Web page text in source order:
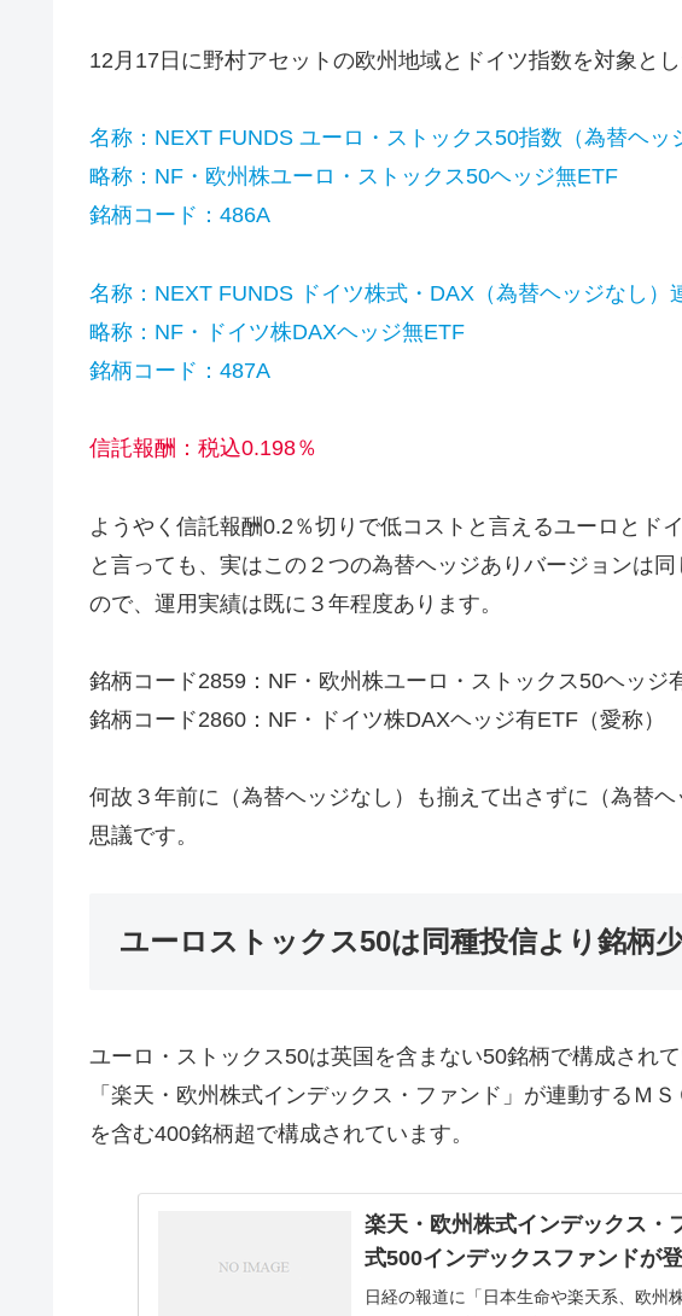
12月17日に野村アセットの欧州地域とドイツ指数を対象と
名称：NEXT FUNDS ユーロ・ストックス50指数（為替ヘッ
略称：NF・欧州株ユーロ・ストックス50ヘッジ無ETF
銘柄コード：486A
名称：NEXT FUNDS ドイツ株式・DAX（為替ヘッジなし）
略称：NF・ドイツ株DAXヘッジ無ETF
銘柄コード：487A
信託報酬：税込0.198％
ようやく信託報酬0.2％切りで低コストと言えるユーロとド
と言っても、実はこの２つの為替ヘッジありバージョンは
ので、運用実績は既に３年程度あります。
銘柄コード2859：NF・欧州株ユーロ・ストックス50ヘッジ
銘柄コード2860：NF・ドイツ株DAXヘッジ有ETF（愛称）
何故３年前に（為替ヘッジなし）も揃えて出さずに（為替
思議です。
ユーロストックス50は同種投信より銘柄
ユーロ・ストックス50は英国を含まない50銘柄で構成されて
「楽天・欧州株式インデックス・ファンド」が連動するＭ
を含む400銘柄超で構成されています。
楽天・欧州株式インデックス・
式500インデックスファンドが
日経の報道に「日本生命や楽天系、欧州